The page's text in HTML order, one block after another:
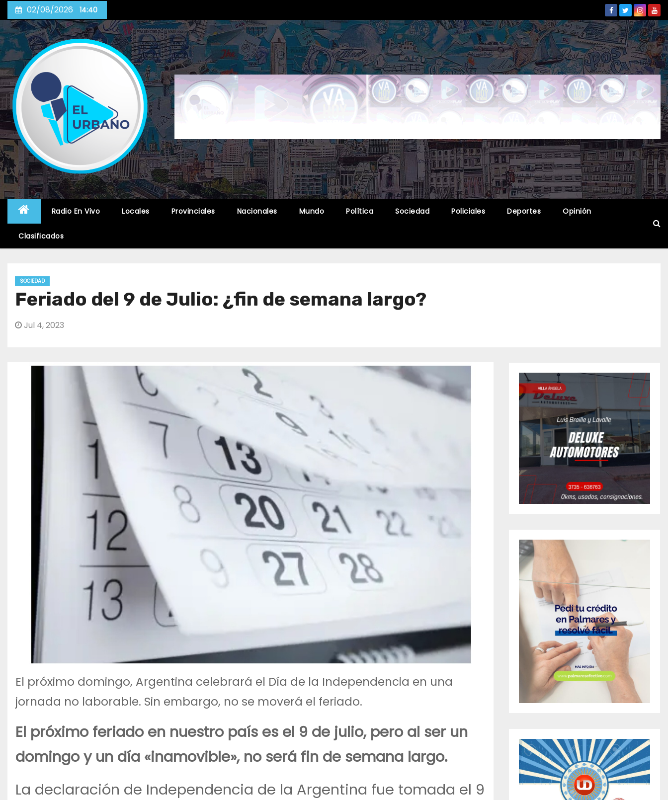
to
content
02/08/2026 14:40
Radio En Vivo Locales Provinciales Nacionales Mundo Política Sociedad Policiales Deportes Opinión
Clasificados
SOCIEDAD
Feriado del 9 de Julio: ¿fin de semana largo?
Jul 4, 2023
El próximo domingo, Argentina celebrará el Día de la Independencia en una
jornada no laborable. Sin embargo, no se moverá el feriado.
El próximo feriado en nuestro país es el 9 de julio, pero al ser un
domingo y un día «inamovible», no será fin de semana largo.
La declaración de Independencia de la Argentina fue tomada el 9